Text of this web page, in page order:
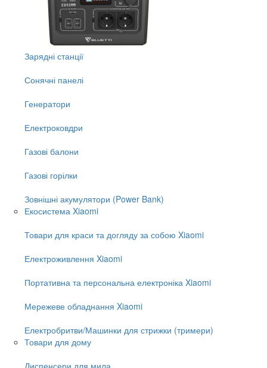
Зарядні станції
Сонячні панелі
Генератори
Електроковдри
Газові балони
Газові горілки
Зовнішні акумулятори (Power Bank)
Екосистема Xiaomi
Товари для краси та догляду за собою Xiaomi
Електроживлення Xiaomi
Портативна та персональна електроніка Xiaomi
Мережеве обладнання Xiaomi
Електробритви/Машинки для стрижки (тримери)
Товари для дому
Диспенсери для мила